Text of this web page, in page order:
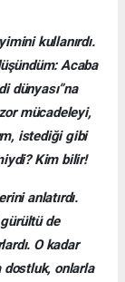
kullanırdı.
Acaba
dünyası”na
mücadeleyi,
istediği gibi
Kim bilir!
anlatırdı.
de
O kadar
onlarla